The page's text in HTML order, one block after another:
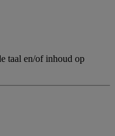
taal en/of inhoud op